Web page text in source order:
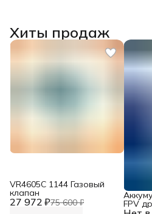
Хиты продаж
27 972 ₽75 600 ₽
VR4605С 1144 Газовый
клапан
FPV